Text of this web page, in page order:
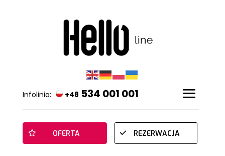
Infolinia: +48 534 001 001
OFERTA REZERWACJA